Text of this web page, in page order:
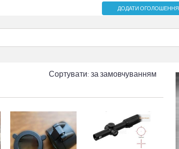
ДОДАТИ ОГОЛОШЕННЯ
Сортувати: за замовчуванням